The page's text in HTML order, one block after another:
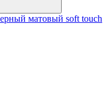
матовый soft touch